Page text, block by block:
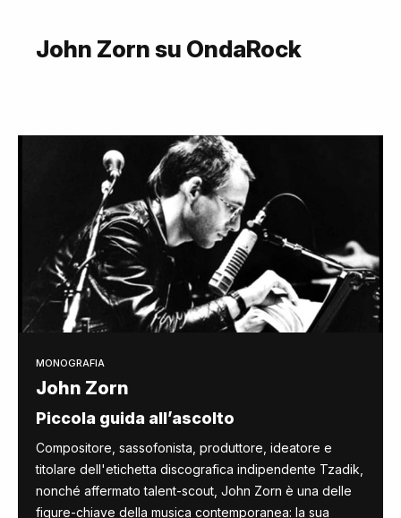
John Zorn su OndaRock
MONOGRAFIA
John Zorn
Piccola guida all’ascolto
Compositore, sassofonista, produttore, ideatore e
titolare dell'etichetta discografica indipendente Tzadik,
nonché affermato talent-scout, John Zorn è una delle
figure-chiave della musica contemporanea: la sua